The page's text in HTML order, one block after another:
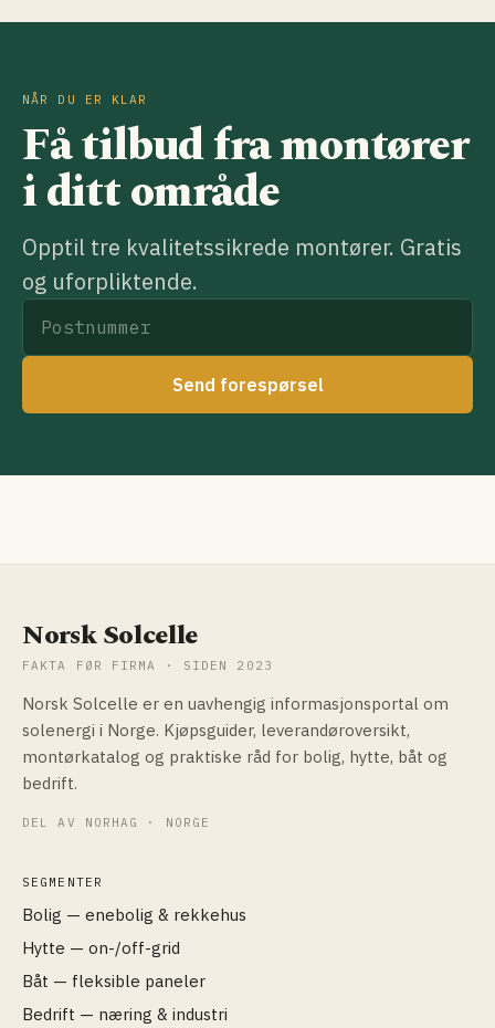
NÅR DU ER KLAR
Få tilbud fra montører
i ditt område
Opptil tre kvalitetssikrede montører. Gratis
og uforpliktende.
Send forespørsel
Norsk Solcelle
FAKTA FØR FIRMA · SIDEN 2023
Norsk Solcelle er en uavhengig informasjonsportal om
solenergi i Norge. Kjøpsguider, leverandøroversikt,
montørkatalog og praktiske råd for bolig, hytte, båt og
bedrift.
DEL AV NORHAG · NORGE
SEGMENTER
Bolig — enebolig & rekkehus
Hytte — on-/off-grid
Båt — fleksible paneler
Bedrift — næring & industri